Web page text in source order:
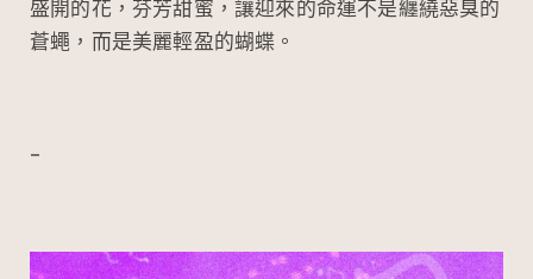
盛開的花，芬芳甜蜜，讓迎來的命運不是纏繞惡臭的
蒼蠅，而是美麗輕盈的蝴蝶。
–